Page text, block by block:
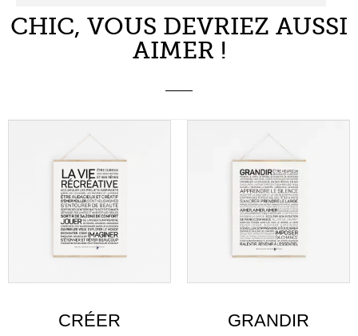
CHIC, VOUS DEVRIEZ AUSSI
AIMER !
CRÉER GRANDIR